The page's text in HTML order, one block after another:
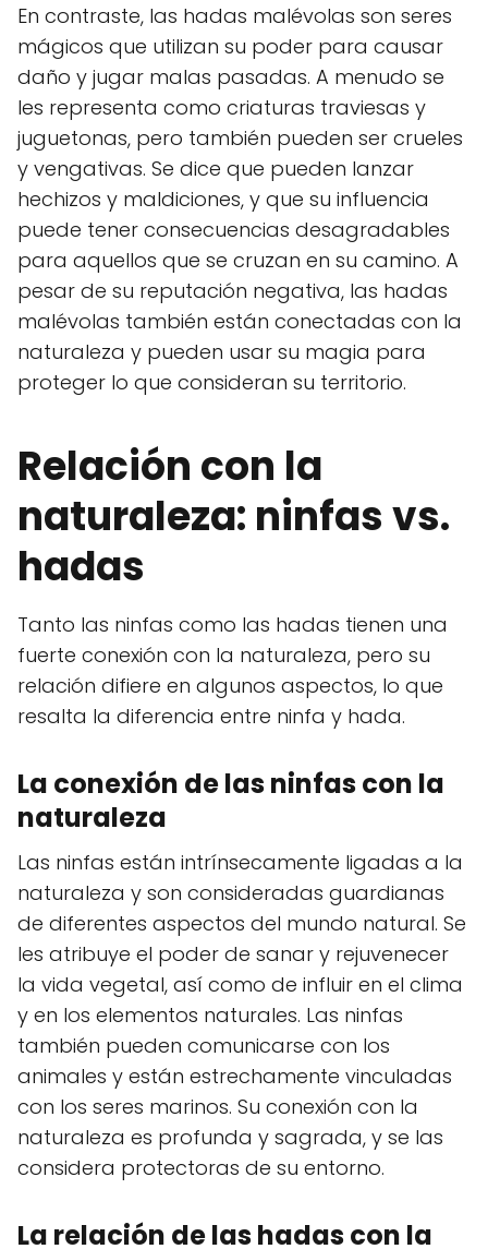
En contraste, las hadas malévolas son seres
mágicos que utilizan su poder para causar
daño y jugar malas pasadas. A menudo se
les representa como criaturas traviesas y
juguetonas, pero también pueden ser crueles
y vengativas. Se dice que pueden lanzar
hechizos y maldiciones, y que su influencia
puede tener consecuencias desagradables
para aquellos que se cruzan en su camino. A
pesar de su reputación negativa, las hadas
malévolas también están conectadas con la
naturaleza y pueden usar su magia para
proteger lo que consideran su territorio.
Relación con la
naturaleza: ninfas vs.
hadas
Tanto las ninfas como las hadas tienen una
fuerte conexión con la naturaleza, pero su
relación difiere en algunos aspectos, lo que
resalta la diferencia entre ninfa y hada.
La conexión de las ninfas con la
naturaleza
Las ninfas están intrínsecamente ligadas a la
naturaleza y son consideradas guardianas
de diferentes aspectos del mundo natural. Se
les atribuye el poder de sanar y rejuvenecer
la vida vegetal, así como de influir en el clima
y en los elementos naturales. Las ninfas
también pueden comunicarse con los
animales y están estrechamente vinculadas
con los seres marinos. Su conexión con la
naturaleza es profunda y sagrada, y se las
considera protectoras de su entorno.
La relación de las hadas con la